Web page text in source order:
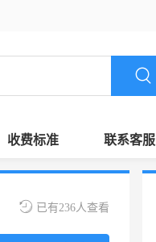
收费标准 联系客服
已有236人查看